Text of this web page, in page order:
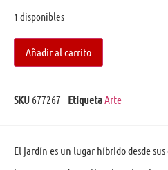
1 disponibles
Añadir al carrito
SKU 677267 EtiquetaArte
El jardín es un lugar híbrido desde